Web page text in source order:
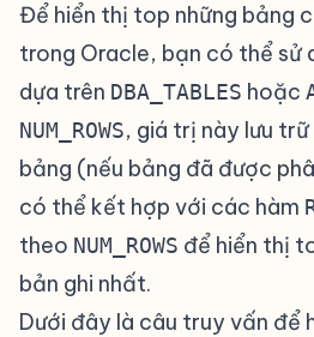
Để hiển thị top những bảng
trong Oracle, bạn có thể sử
dựa trên DBA_TABLES hoặc
NUM_ROWS, giá trị này lưu
bảng (nếu bảng đã được
có thể kết hợp với các hàm
theo NUM_ROWS để hiển thị
bản ghi nhất.
Dưới đây là câu truy vấn để